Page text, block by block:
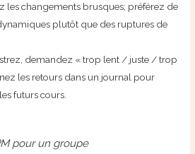
les changements brusques; préférez de
plutôt que des ruptures de
demandez « trop lent / juste / trop
les retours dans un journal pour
futurs cours.
pour un groupe